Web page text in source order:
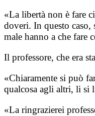
«La libertà non è fare
doveri. In questo caso,
male hanno a che fare
Il professore, che era
«Chiaramente si può
qualcosa agli altri, li si
«La ringrazierei